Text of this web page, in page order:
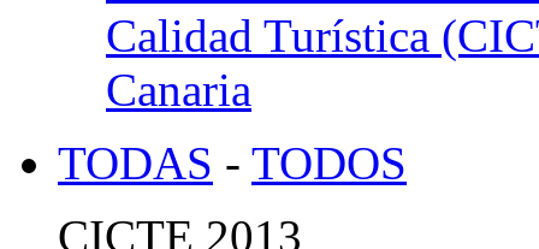
Calidad Turística
Canaria
TODAS - TODOS
CICTE 2013